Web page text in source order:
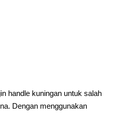
handle kuningan untuk salah
Dengan menggunakan